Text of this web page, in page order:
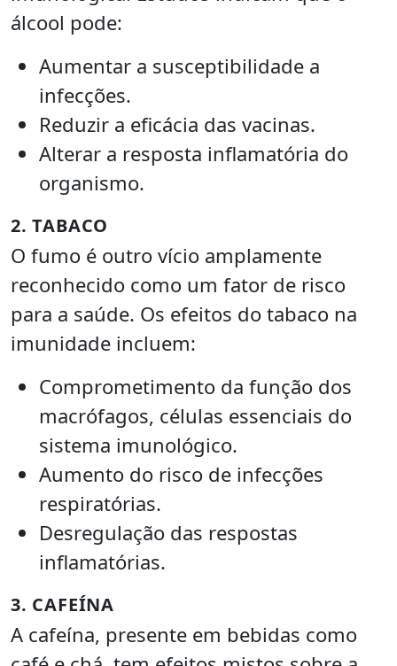
álcool pode:
Aumentar a susceptibilidade a
infecções.
Reduzir a eficácia das vacinas.
Alterar a resposta inflamatória do
organismo.
2. TABACO
O fumo é outro vício amplamente
reconhecido como um fator de risco
para a saúde. Os efeitos do tabaco na
imunidade incluem:
Comprometimento da função dos
macrófagos, células essenciais do
sistema imunológico.
Aumento do risco de infecções
respiratórias.
Desregulação das respostas
inflamatórias.
3. CAFEÍNA
A cafeína, presente em bebidas como